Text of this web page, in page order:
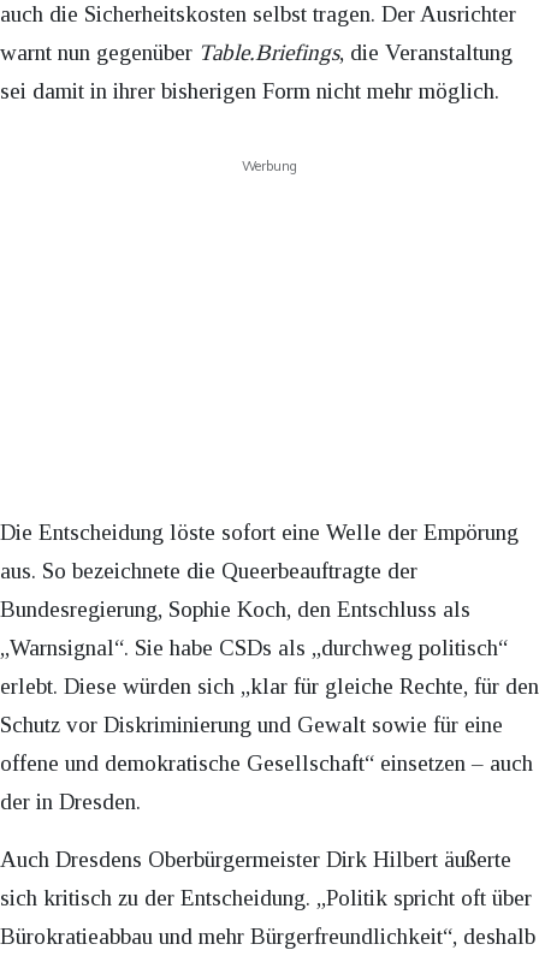
auch die Sicherheitskosten selbst tragen. Der Ausrichter
warnt nun gegenüber Table.Briefings, die Veranstaltung
sei damit in ihrer bisherigen Form nicht mehr möglich.
Werbung
Die Entscheidung löste sofort eine Welle der Empörung
aus. So bezeichnete die Queerbeauftragte der
Bundesregierung, Sophie Koch, den Entschluss als
„Warnsignal“. Sie habe CSDs als „durchweg politisch“
erlebt. Diese würden sich „klar für gleiche Rechte, für den
Schutz vor Diskriminierung und Gewalt sowie für eine
offene und demokratische Gesellschaft“ einsetzen – auch
der in Dresden.
Auch Dresdens Oberbürgermeister Dirk Hilbert äußerte
sich kritisch zu der Entscheidung. „Politik spricht oft über
Bürokratieabbau und mehr Bürgerfreundlichkeit“, deshalb